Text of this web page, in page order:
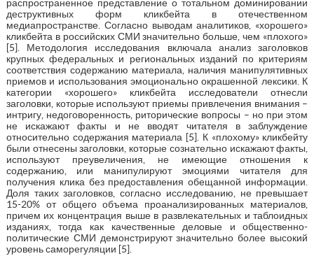
распространенное представление о тотальном доминировании
деструктивных форм кликбейта в отечественном
медиапространстве. Согласно выводам аналитиков, «хорошего»
кликбейта в российских СМИ значительно больше, чем «плохого»
[5]. Методология исследования включала анализ заголовков
крупных федеральных и региональных изданий по критериям
соответствия содержанию материала, наличия манипулятивных
приемов и использования эмоционально окрашенной лексики. К
категории «хорошего» кликбейта исследователи отнесли
заголовки, которые используют приемы привлечения внимания –
интригу, недоговоренность, риторические вопросы – но при этом
не искажают факты и не вводят читателя в заблуждение
относительно содержания материала [5]. К «плохому» кликбейту
были отнесены заголовки, которые сознательно искажают факты,
используют преувеличения, не имеющие отношения к
содержанию, или манипулируют эмоциями читателя для
получения клика без предоставления обещанной информации.
Доля таких заголовков, согласно исследованию, не превышает
15-20% от общего объема проанализированных материалов,
причем их концентрация выше в развлекательных и таблоидных
изданиях, тогда как качественные деловые и общественно-
политические СМИ демонстрируют значительно более высокий
уровень саморегуляции [5].